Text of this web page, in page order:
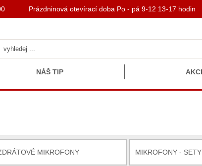
MIKROFONY MIKROFONY - SETY
NÁŠ TIP
00 Prázdninová otevírací doba Po - pá 9-12 13-17 hodin